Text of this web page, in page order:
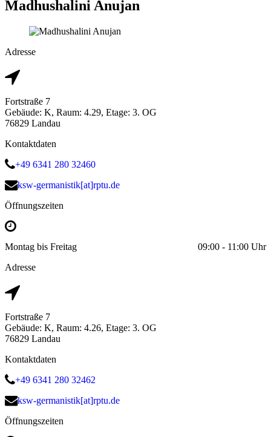
Madhushalini Anujan
Adresse
Fortstraße 7
Gebäude: K, Raum: 4.29, Etage: 3. OG
76829 Landau
Kontaktdaten
+49 6341 280 32460
ksw-germanistik[at]rptu.de
Öffnungszeiten
Montag bis Freitag
09:00 - 11:00 Uhr
Adresse
Fortstraße 7
Gebäude: K, Raum: 4.26, Etage: 3. OG
76829 Landau
Kontaktdaten
+49 6341 280 32462
ksw-germanistik[at]rptu.de
Öffnungszeiten